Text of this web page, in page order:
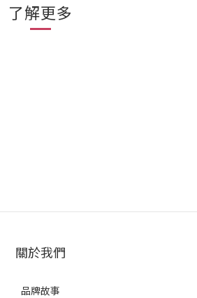
了解更多
關於我們
品牌故事